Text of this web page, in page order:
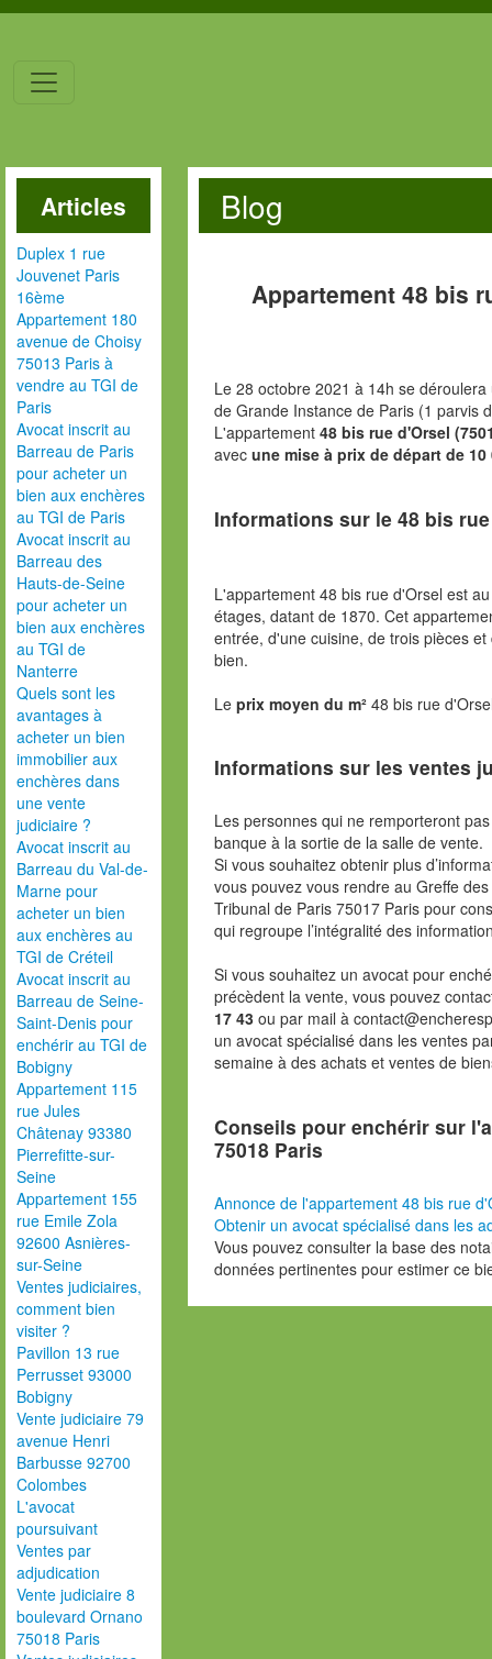
Articles
Duplex 1 rue
Jouvenet Paris
16ème
Appartement 180
avenue de Choisy
75013 Paris à
vendre au TGI de
Paris
Avocat inscrit au
Barreau de Paris
pour acheter un
bien aux enchères
au TGI de Paris
Avocat inscrit au
Barreau des
Hauts-de-Seine
pour acheter un
bien aux enchères
au TGI de
Nanterre
Quels sont les
avantages à
acheter un bien
immobilier aux
enchères dans
une vente
judiciaire ?
Avocat inscrit au
Barreau du Val-de-
Marne pour
acheter un bien
aux enchères au
TGI de Créteil
Avocat inscrit au
Barreau de Seine-
Saint-Denis pour
enchérir au TGI de
Bobigny
Appartement 115
rue Jules
Châtenay 93380
Pierrefitte-sur-
Seine
Appartement 155
rue Emile Zola
92600 Asnières-
sur-Seine
Ventes judiciaires,
comment bien
visiter ?
Pavillon 13 rue
Perrusset 93000
Bobigny
Vente judiciaire 79
avenue Henri
Barbusse 92700
Colombes
L'avocat
poursuivant
Ventes par
adjudication
Vente judiciaire 8
boulevard Ornano
75018 Paris
Blog
Appartement 48 bis
Le 28 octobre 2021 à 14h se
de Grande Instance de Paris (1 parvis
L'appartement 48 bis rue d'Orsel
avec une mise à prix de départ de 10
Informations sur le 48 bis
L'appartement 48 bis rue d'Orsel est
étages, datant de 1870. Cet
entrée, d'une cuisine, de trois pièces
bien.
Le prix moyen du m² 48 bis rue
Informations sur les ventes
Les personnes qui ne remporteront
banque à la sortie de la salle de vente.
Si vous souhaitez obtenir plus
vous pouvez vous rendre au Greffe
Tribunal de Paris 75017 Paris pour
qui regroupe l’intégralité des
Si vous souhaitez un avocat pour
précèdent la vente, vous pouvez
17 43 ou par mail à
un avocat spécialisé dans les ventes
semaine à des achats et ventes de
Conseils pour enchérir sur
75018 Paris
Annonce de l'appartement 48 bis rue
Obtenir un avocat spécialisé dans les
Vous pouvez consulter la base des
données pertinentes pour estimer ce